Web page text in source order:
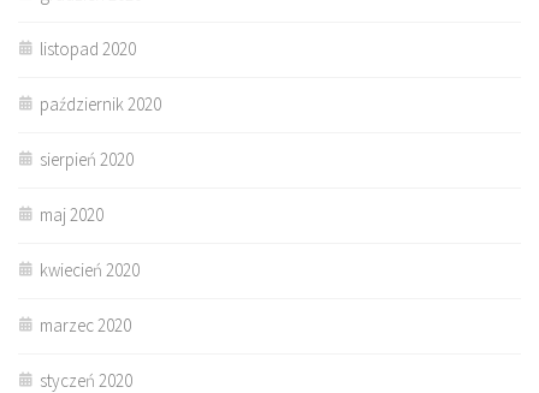
listopad 2020
październik 2020
sierpień 2020
maj 2020
kwiecień 2020
marzec 2020
styczeń 2020